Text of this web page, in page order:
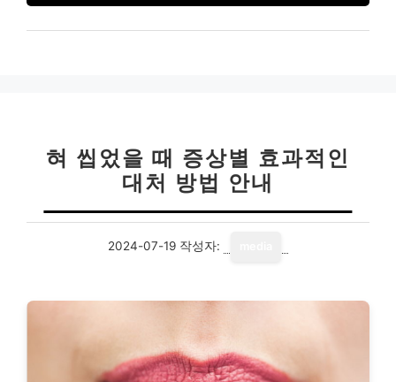
혀 씹었을 때 증상별 효과적인
대처 방법 안내
2024-07-19 작성자: